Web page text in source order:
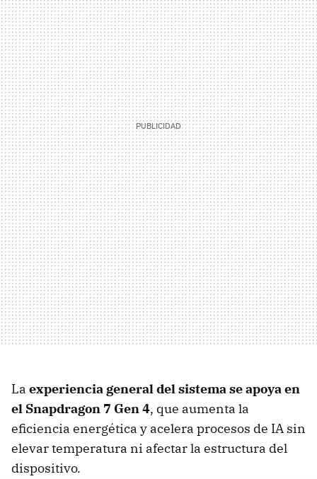
La experiencia general del sistema se apoya en
el Snapdragon 7 Gen 4, que aumenta la
eficiencia energética y acelera procesos de IA sin
elevar temperatura ni afectar la estructura del
dispositivo.